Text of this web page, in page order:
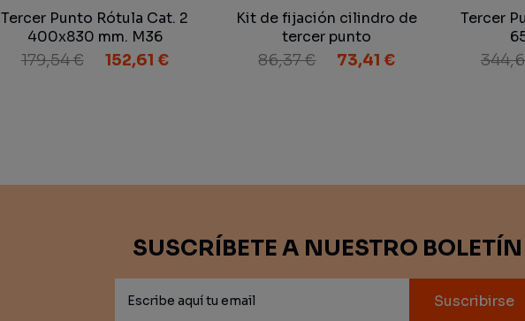
Tercer Punto Rótula Cat. 2
400x830 mm. M36
179,54 € 152,61 €
Kit de fijación cilindro de
tercer punto
86,37 € 73,41 €
Tercer
SUSCRÍBETE A NUESTRO BOLETÍN
Suscribirse